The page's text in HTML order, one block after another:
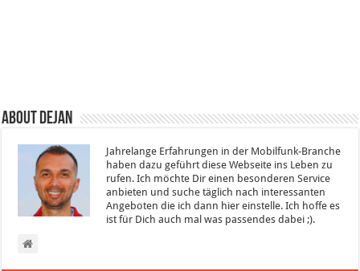
About Dejan
Jahrelange Erfahrungen in der Mobilfunk-Branche
haben dazu geführt diese Webseite ins Leben zu
rufen. Ich möchte Dir einen besonderen Service
anbieten und suche täglich nach interessanten
Angeboten die ich dann hier einstelle. Ich hoffe es
ist für Dich auch mal was passendes dabei ;).